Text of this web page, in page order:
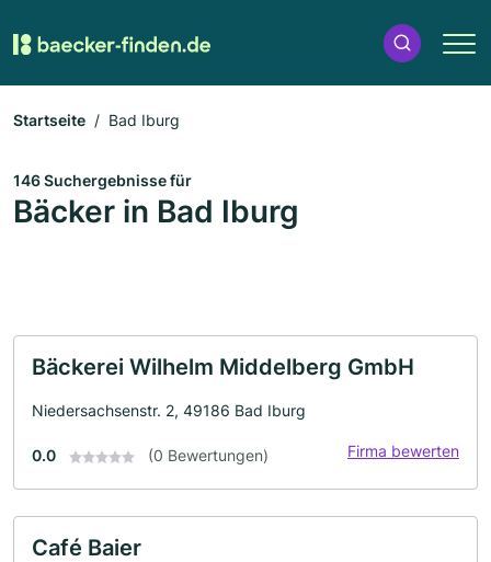
Startseite Bad Iburg
146 Suchergebnisse für
Bäcker in Bad Iburg
Bäckerei Wilhelm Middelberg GmbH
Niedersachsenstr. 2, 49186 Bad Iburg
0.0 (0 Bewertungen) Firma bewerten
Café Baier